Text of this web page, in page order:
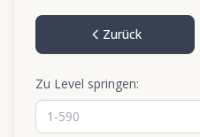
Zurück
Zu Level springen: